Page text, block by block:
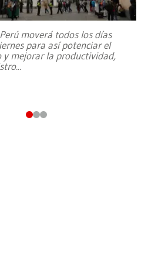
moverá todos los días
para así potenciar el
y mejorar la productividad,
...